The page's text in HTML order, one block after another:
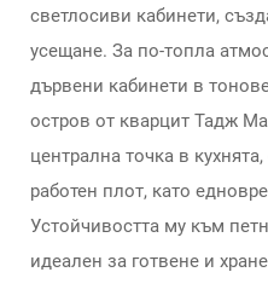
светлосиви кабинети,
усещане. За по-топла
дървени кабинети в
остров от кварцит Тадж
централна точка в
работен плот, като
Устойчивостта му към
идеален за готвене и